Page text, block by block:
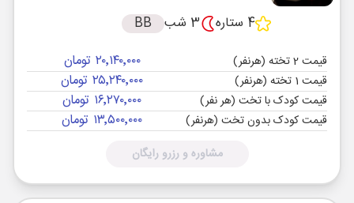
4 ستاره
3 شب BB
قیمت 2 تخته (هرنفر) ۲۰٬۱۴۰٬۰۰۰ تومان
قیمت 1 تخته (هرنفر) ۲۵٬۲۴۰٬۰۰۰ تومان
قیمت کودک با تخت (هر نفر) ۱۶٬۲۷۰٬۰۰۰ تومان
قیمت کودک بدون تخت (هرنفر) ۱۳٬۵۰۰٬۰۰۰ تومان
مشاوره و رزرو رایگان